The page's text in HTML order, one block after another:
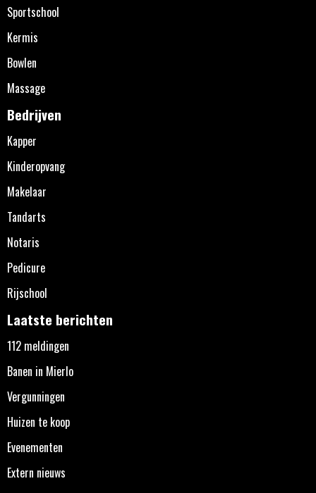
Sportschool
Kermis
Bowlen
Massage
Bedrijven
Kapper
Kinderopvang
Makelaar
Tandarts
Notaris
Pedicure
Rijschool
Laatste berichten
112 meldingen
Banen in Mierlo
Vergunningen
Huizen te koop
Evenementen
Extern nieuws